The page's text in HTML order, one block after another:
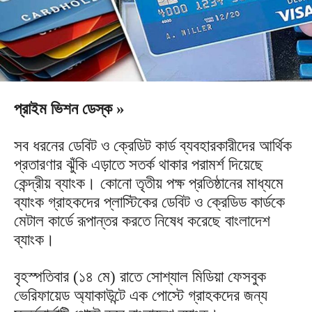
প্রাইম ভিশন ডেস্ক »
সব ধরনের ডেবিট ও ক্রেডিট কার্ড ব্যবহারকারীদের আর্থিক
প্রতারণার ঝুঁকি এড়াতে সতর্ক থাকার পরামর্শ দিয়েছে
কেন্দ্রীয় ব্যাংক। কোনো তৃতীয় পক্ষ প্রতিষ্ঠানের মাধ্যমে
ব্যাংক গ্রাহকদের প্লাস্টিকের ডেবিট ও ক্রেডিড কার্ডকে
মেটাল কার্ডে রূপান্তর করতে নিষেধ করেছে বাংলাদেশ
ব্যাংক।
বৃহস্পতিবার (১৪ মে) রাতে সোশ্যাল মিডিয়া ফেসবুক
ভেরিফায়েড অ্যাকাউন্টে এক পোস্টে গ্রাহকদের জন্য